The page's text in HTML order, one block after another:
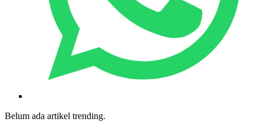
Belum ada artikel trending.